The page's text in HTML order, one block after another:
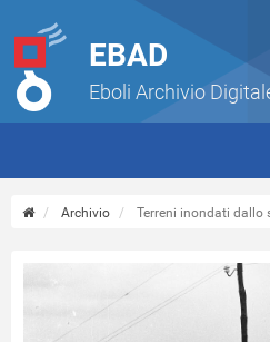
EBAD
Eboli Archivio
Archivio Terreni inondati dallo